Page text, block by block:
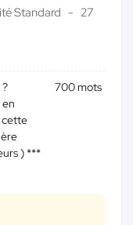
Standard
27
cette
) ***
700 mots